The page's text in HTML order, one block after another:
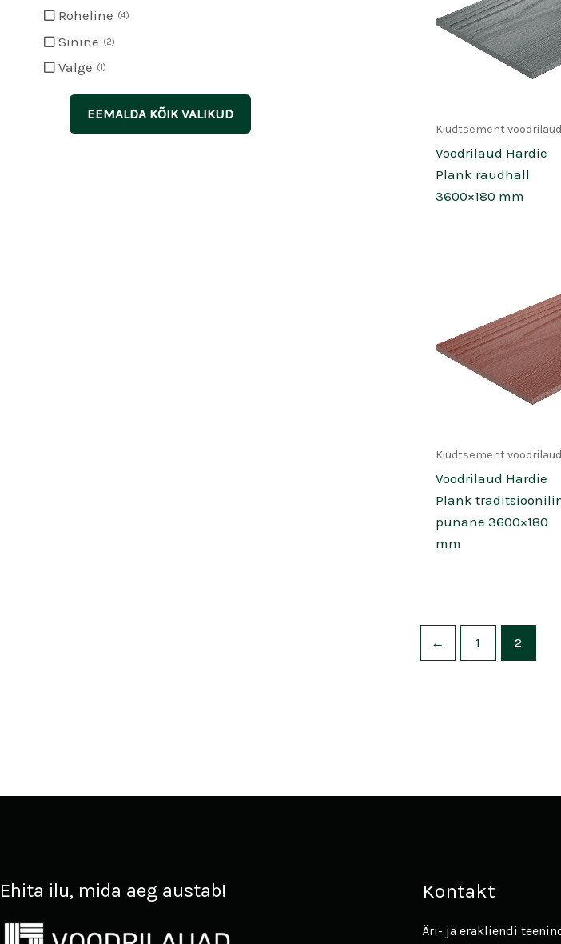
Roheline 4
Sinine 2
Valge 1
EEMALDA KÕIK VALIKUD
Kiudtsement voodrilaud
Voodrilaud Hardie
Plank raudhall
3600×180 mm
Kiudtsement voodrilaud
Voodrilaud Hardie
Plank
punane 3600×180
mm
← 1 2
Ehita ilu, mida aeg austab! Kontakt
Äri- ja erakliendi